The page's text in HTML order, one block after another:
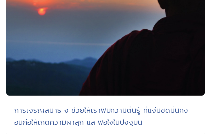
การเจริญสมาธิ จะช่วยให้เราพบความตื่นรู้ ที่แจ่มชัดมั่นคง
อันก่อให้เกิดความผาสุก และพอใจในปัจจุบัน